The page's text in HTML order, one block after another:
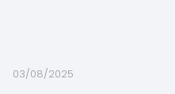
03/08/2025